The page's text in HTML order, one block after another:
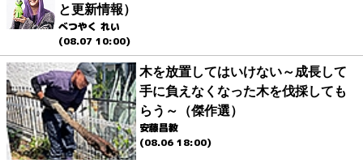
と更新情報）
べつやく れい
(08.07 10:00)
木を放置してはいけない～成長して
手に負えなくなった木を伐採しても
らう～（傑作選）
安藤昌教
(08.06 18:00)